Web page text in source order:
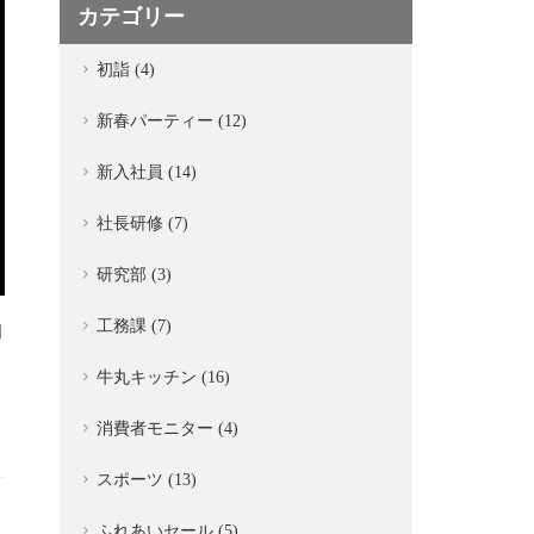
カテゴリー
初詣 (4)
新春パーティー (12)
新入社員 (14)
社長研修 (7)
研究部 (3)
工務課 (7)
牛丸キッチン (16)
消費者モニター (4)
スポーツ (13)